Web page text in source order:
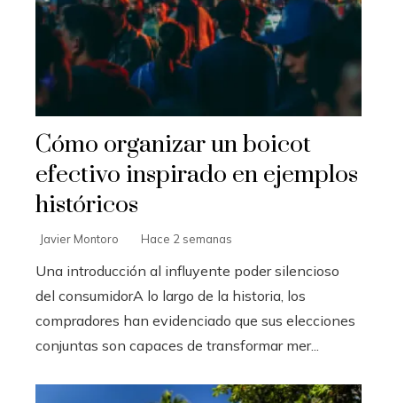
Cómo organizar un boicot
efectivo inspirado en ejemplos
históricos
Javier Montoro Hace 2 semanas
Una introducción al influyente poder silencioso
del consumidorA lo largo de la historia, los
compradores han evidenciado que sus elecciones
conjuntas son capaces de transformar mer...